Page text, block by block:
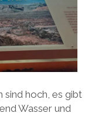
sind hoch, es gibt
Wasser und